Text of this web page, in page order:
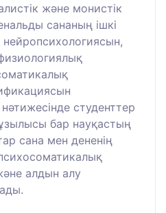
және монистік
сананың ішкі
студенттер
бар науқастың
сана мен дененің
алдын алу